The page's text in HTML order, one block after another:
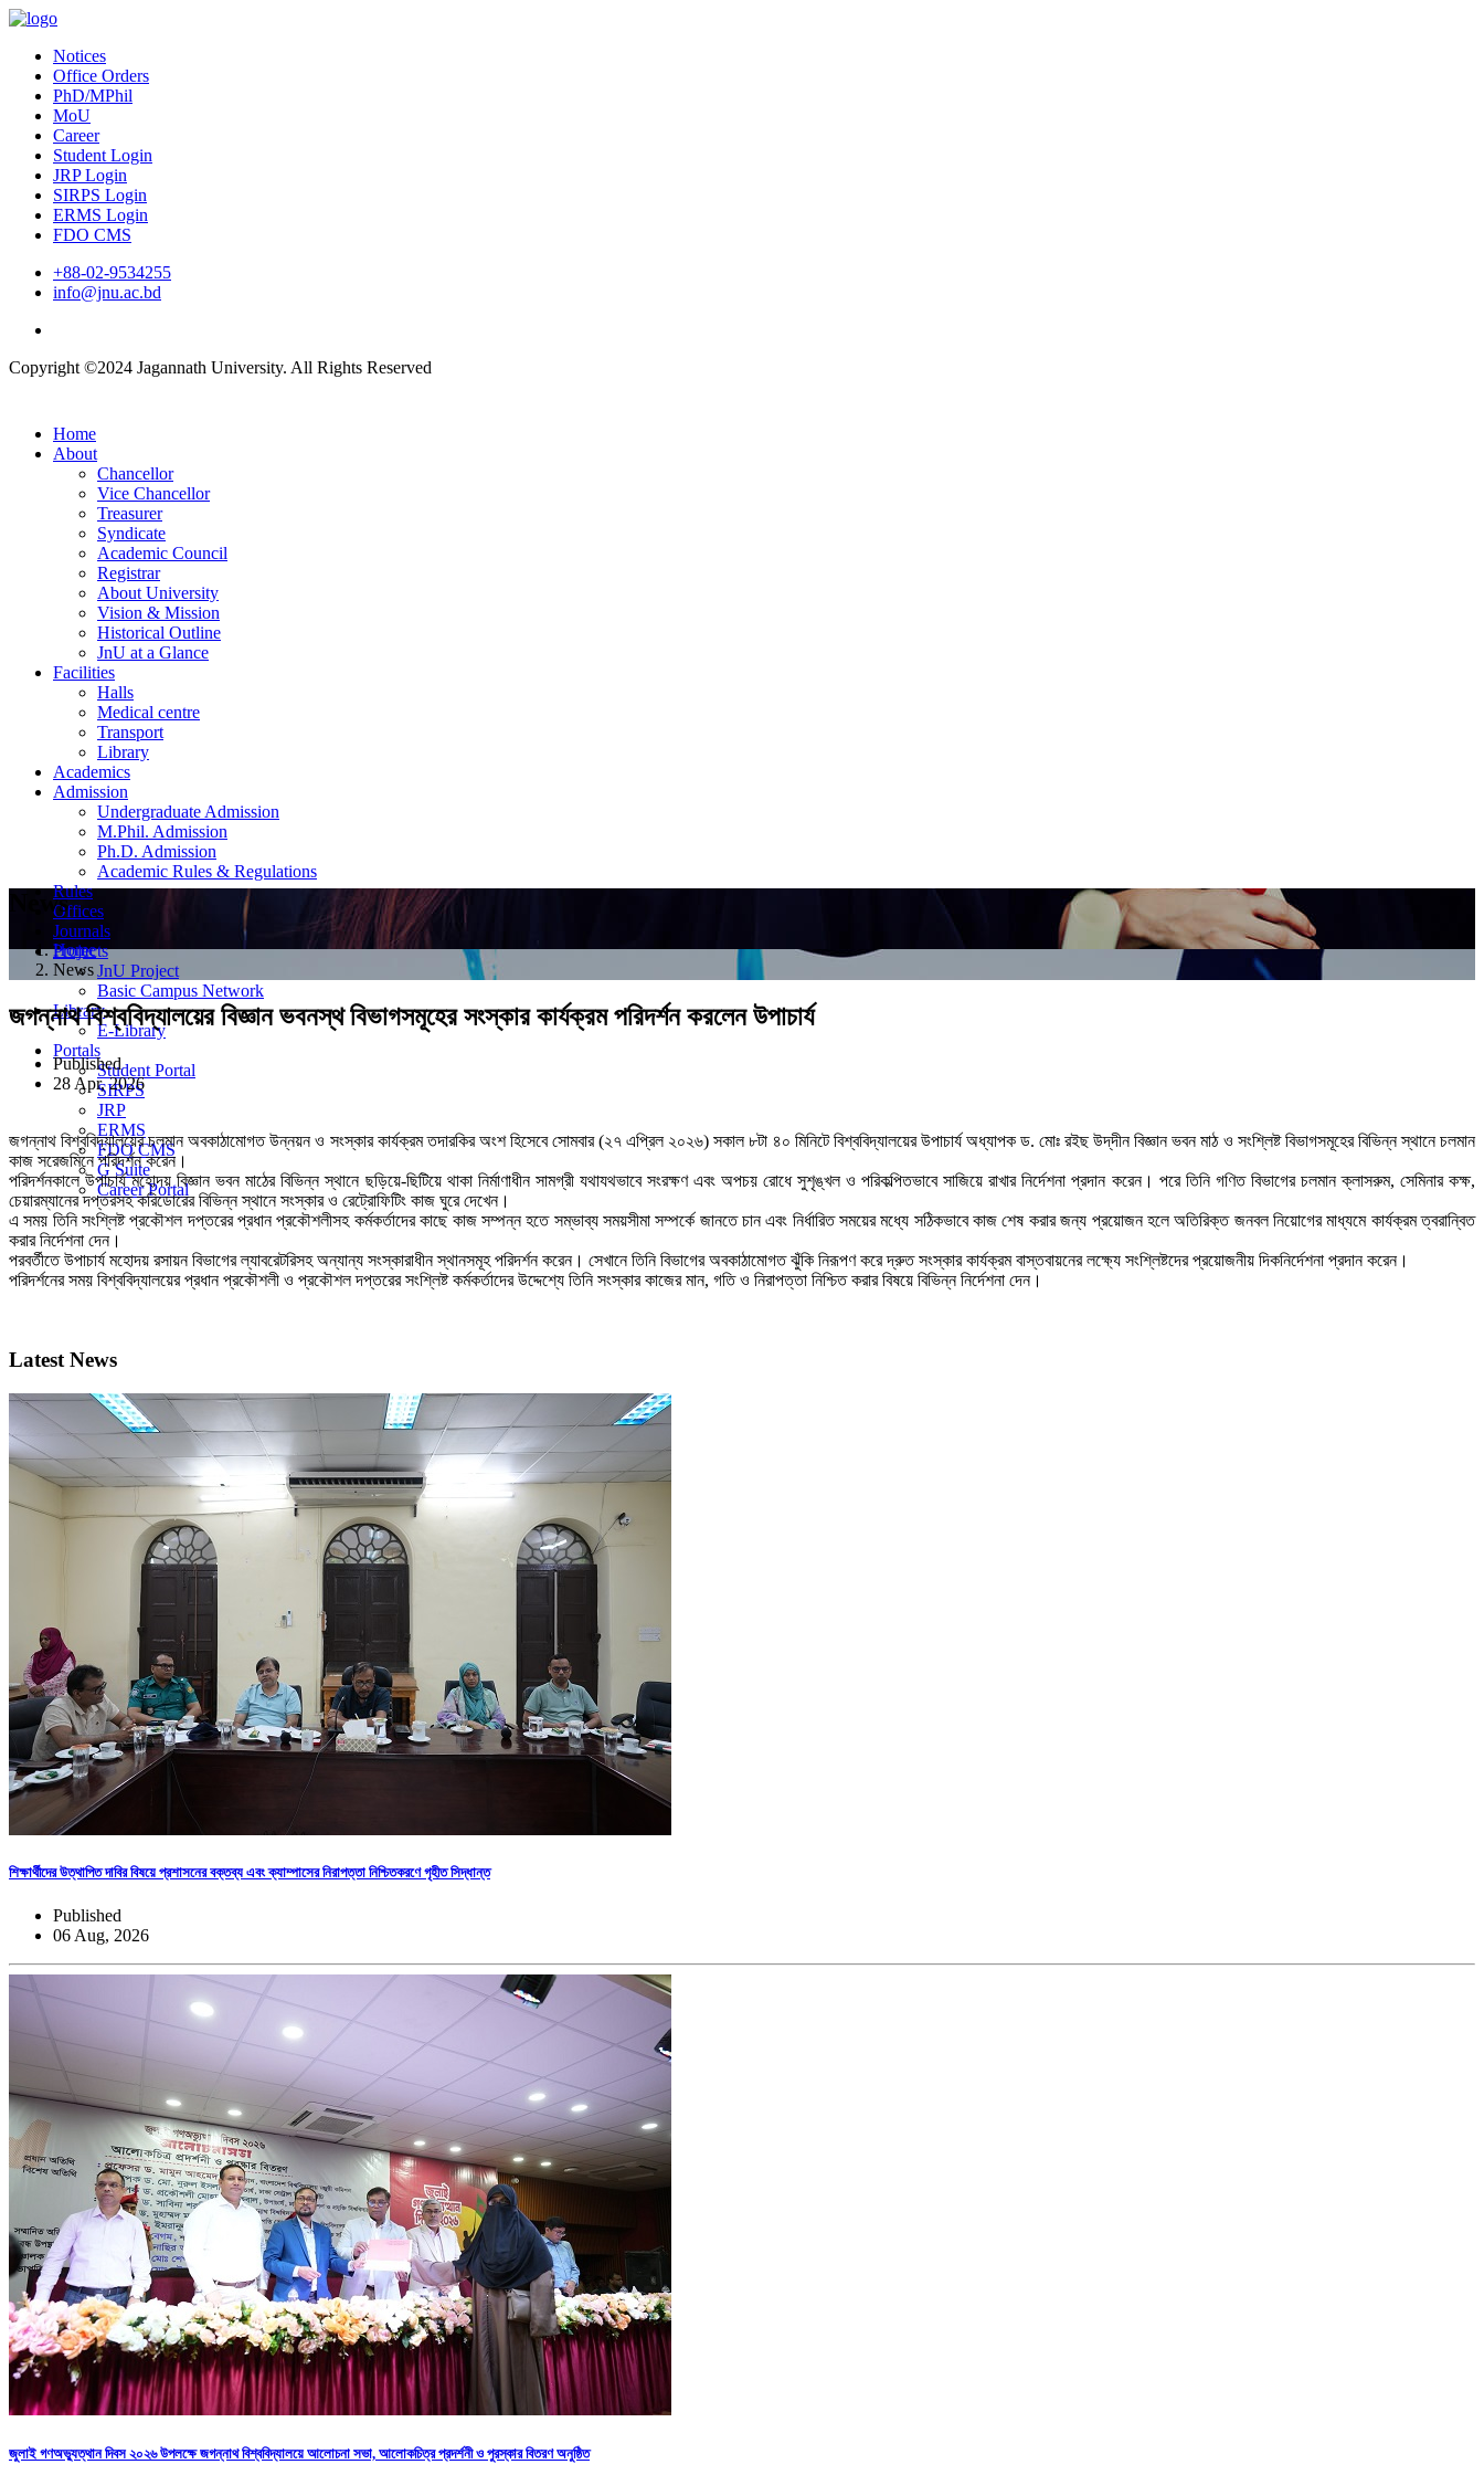
Notices
Office Orders
PhD/MPhil
MoU
Career
Student Login
JRP Login
SIRPS Login
ERMS Login
FDO CMS
+88-02-9534255
info@jnu.ac.bd
Copyright ©2024 Jagannath University. All Rights Reserved
Home
About
Chancellor
Vice Chancellor
Treasurer
Syndicate
Academic Council
Registrar
About University
Vision & Mission
Historical Outline
JnU at a Glance
Facilities
Halls
Medical centre
Transport
Library
Academics
Admission
Undergraduate Admission
M.Phil. Admission
Ph.D. Admission
Academic Rules & Regulations
Rules
Offices
Journals
Projects
JnU Project
Basic Campus Network
Library
E-Library
Portals
Student Portal
SIRPS
JRP
ERMS
FDO CMS
G Suite
Career Portal
News
Home
News
জগন্নাথ বিশ্ববিদ্যালয়ের বিজ্ঞান ভবনস্থ বিভাগসমূহের সংস্কার কার্যক্রম পরিদর্শন করলেন উপাচার্য
Published
28 Apr, 2026
জগন্নাথ বিশ্ববিদ্যালয়ের চলমান অবকাঠামোগত উন্নয়ন ও সংস্কার কার্যক্রম তদারকির অংশ হিসেবে সোমবার (২৭ এপ্রিল ২০২৬) সকাল ৮টা ৪০ মিনিটে বিশ্ববিদ্যালয়ের উপাচার্য অধ্যাপক ড. মোঃ রইছ উদ্‌দীন বিজ্ঞান ভবন মাঠ ও সংশ্লিষ্ট বিভাগসমূহের বিভিন্ন স্থানে চলমান
কাজ সরেজমিনে পরিদর্শন করেন।
পরিদর্শনকালে উপাচার্য মহোদয় বিজ্ঞান ভবন মাঠের বিভিন্ন স্থানে ছড়িয়ে-ছিটিয়ে থাকা নির্মাণাধীন সামগ্রী যথাযথভাবে সংরক্ষণ এবং অপচয় রোধে সুশৃঙ্খল ও পরিকল্পিতভাবে সাজিয়ে রাখার নির্দেশনা প্রদান করেন। পরে তিনি গণিত বিভাগের চলমান ক্লাসরুম, সেমিনার কক্ষ,
চেয়ারম্যানের দপ্তরসহ করিডোরের বিভিন্ন স্থানে সংস্কার ও রেট্রোফিটিং কাজ ঘুরে দেখেন।
এ সময় তিনি সংশ্লিষ্ট প্রকৌশল দপ্তরের প্রধান প্রকৌশলীসহ কর্মকর্তাদের কাছে কাজ সম্পন্ন হতে সম্ভাব্য সময়সীমা সম্পর্কে জানতে চান এবং নির্ধারিত সময়ের মধ্যে সঠিকভাবে কাজ শেষ করার জন্য প্রয়োজন হলে অতিরিক্ত জনবল নিয়োগের মাধ্যমে কার্যক্রম ত্বরান্বিত
করার নির্দেশনা দেন।
পরবর্তীতে উপাচার্য মহোদয় রসায়ন বিভাগের ল্যাবরেটরিসহ অন্যান্য সংস্কারাধীন স্থানসমূহ পরিদর্শন করেন। সেখানে তিনি বিভাগের অবকাঠামোগত ঝুঁকি নিরূপণ করে দ্রুত সংস্কার কার্যক্রম বাস্তবায়নের লক্ষ্যে সংশ্লিষ্টদের প্রয়োজনীয় দিকনির্দেশনা প্রদান করেন।
পরিদর্শনের সময় বিশ্ববিদ্যালয়ের প্রধান প্রকৌশলী ও প্রকৌশল দপ্তরের সংশ্লিষ্ট কর্মকর্তাদের উদ্দেশ্যে তিনি সংস্কার কাজের মান, গতি ও নিরাপত্তা নিশ্চিত করার বিষয়ে বিভিন্ন নির্দেশনা দেন।
Latest News
শিক্ষার্থীদের উত্থাপিত দাবির বিষয়ে প্রশাসনের বক্তব্য এবং ক্যাম্পাসের নিরাপত্তা নিশ্চিতকরণে গৃহীত সিদ্ধান্ত
Published
06 Aug, 2026
জুলাই গণঅভ্যুত্থান দিবস ২০২৬ উপলক্ষে জগন্নাথ বিশ্ববিদ্যালয়ে আলোচনা সভা, আলোকচিত্র প্রদর্শনী ও পুরস্কার বিতরণ অনুষ্ঠিত